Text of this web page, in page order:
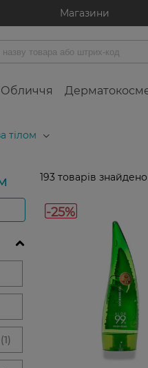
Магазини
Обличчя
тілом
193 товарів знайдено
-25%